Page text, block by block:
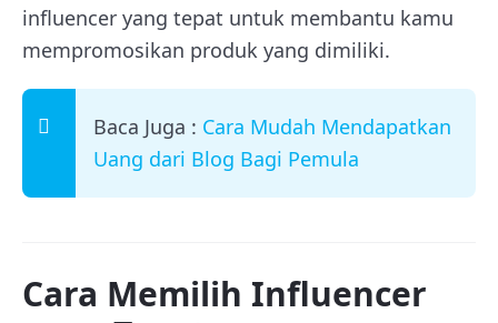
influencer yang tepat untuk membantu kamu
mempromosikan produk yang dimiliki.
Baca Juga : Cara Mudah Mendapatkan
Uang dari Blog Bagi Pemula
Cara Memilih Influencer